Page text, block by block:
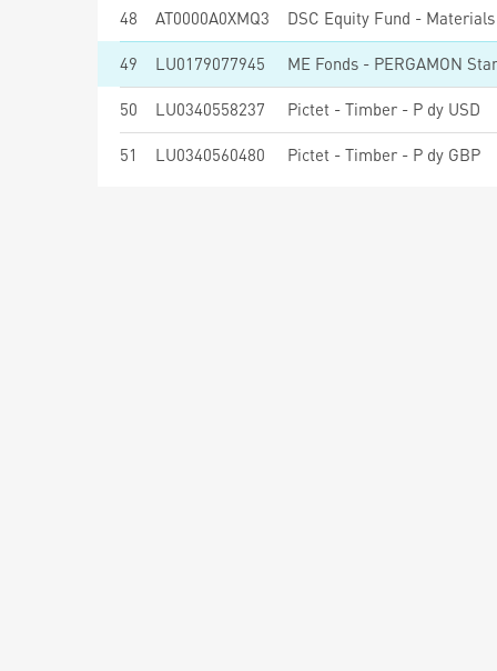
48 AT0000A0XMQ3 DSC Equity Fund - Materials
49 LU0179077945 ME Fonds - PERGAMON
50 LU0340558237 Pictet - Timber - P dy USD
51 LU0340560480 Pictet - Timber - P dy GBP